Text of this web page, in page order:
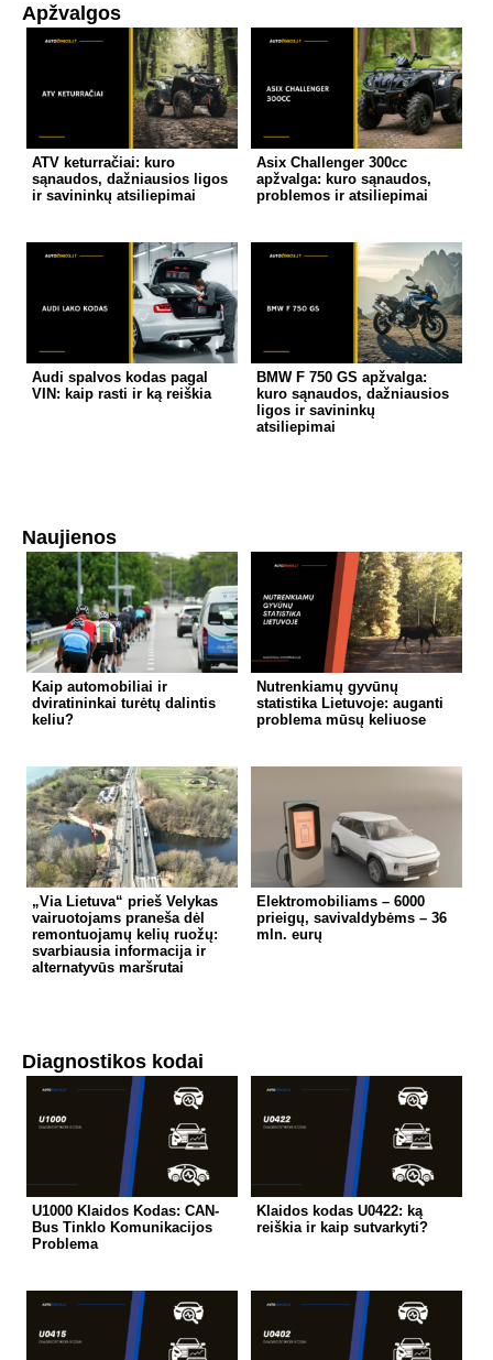
Apžvalgos
ATV keturračiai: kuro
sąnaudos, dažniausios ligos
ir savininkų atsiliepimai
Asix Challenger 300cc
apžvalga: kuro sąnaudos,
problemos ir atsiliepimai
Audi spalvos kodas pagal
VIN: kaip rasti ir ką reiškia
BMW F 750 GS apžvalga:
kuro sąnaudos, dažniausios
ligos ir savininkų
atsiliepimai
Naujienos
Kaip automobiliai ir
dviratininkai turėtų dalintis
keliu?
Nutrenkiamų gyvūnų
statistika Lietuvoje: auganti
problema mūsų keliuose
„Via Lietuva“ prieš Velykas
vairuotojams praneša dėl
remontuojamų kelių ruožų:
svarbiausia informacija ir
alternatyvūs maršrutai
Elektromobiliams – 6000
prieigų, savivaldybėms – 36
mln. eurų
Diagnostikos kodai
U1000 Klaidos Kodas: CAN-
Bus Tinklo Komunikacijos
Problema
Klaidos kodas U0422: ką
reiškia ir kaip sutvarkyti?